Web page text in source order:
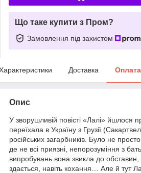
Що таке купити з Пром?
Замовлення під захистом
Доставка Оплата
Опис
У зворушливій повісті «Лалі» йшлося
переїхала в Україну з Грузії
російських загарбників. Було не
де не всі приязні, непорозуміння з
випробувань вона звикла до обставин,
здається, навіть кохання… Але й тут